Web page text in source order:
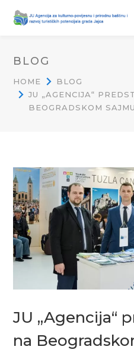
BLOG
HOME
BLOG
JU „AGENCIJA“
BEOGRADSKOM
JU „Agencija“
na